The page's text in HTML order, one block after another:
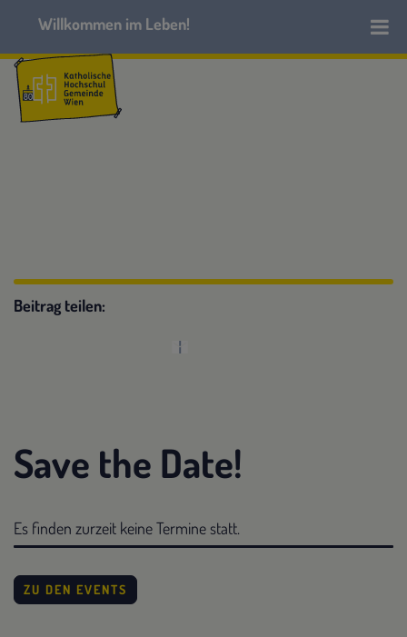
Beitrag teilen:
Save the Date!
Es finden zurzeit keine Termine statt.
ZU DEN EVENTS